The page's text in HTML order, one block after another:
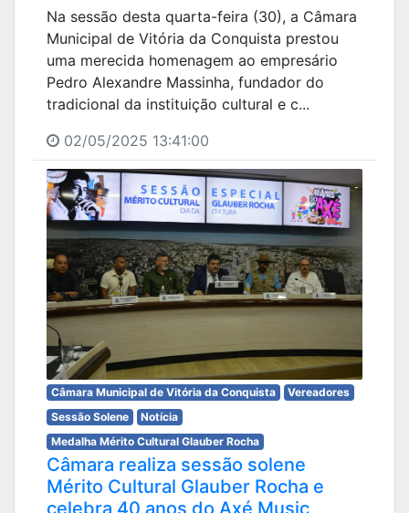
Na sessão desta quarta-feira (30), a Câmara
Municipal de Vitória da Conquista prestou
uma merecida homenagem ao empresário
Pedro Alexandre Massinha, fundador do
tradicional da instituição cultural e c...
02/05/2025 13:41:00
Câmara Municipal de Vitória da Conquista
Vereadores
Sessão Solene
Notícia
Medalha Mérito Cultural Glauber Rocha
Câmara realiza sessão solene
Mérito Cultural Glauber Rocha e
celebra 40 anos do Axé Music